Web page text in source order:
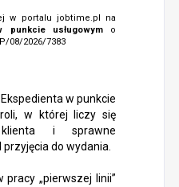
w portalu jobtime.pl na
punkcie usługowymo
08/2026/7383
w punkcie
w której liczy się
i sprawne
do wydania.
pracy „pierwszej linii”